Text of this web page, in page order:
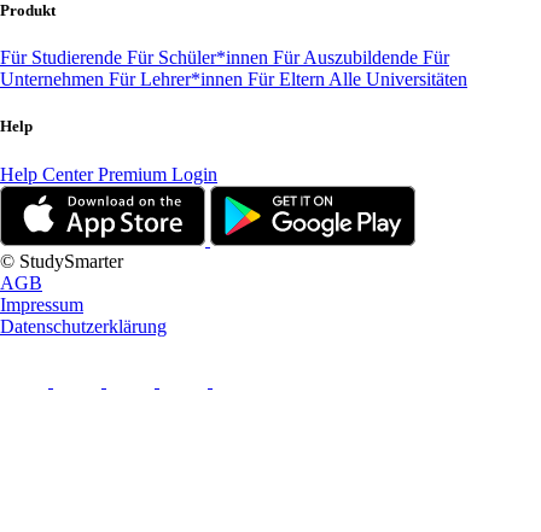
Produkt
Für Studierende Für Schüler*innen Für Auszubildende Für
Unternehmen Für Lehrer*innen Für Eltern Alle Universitäten
Help
Help CenterPremium Login
© StudySmarter
AGB
Impressum
Datenschutzerklärung